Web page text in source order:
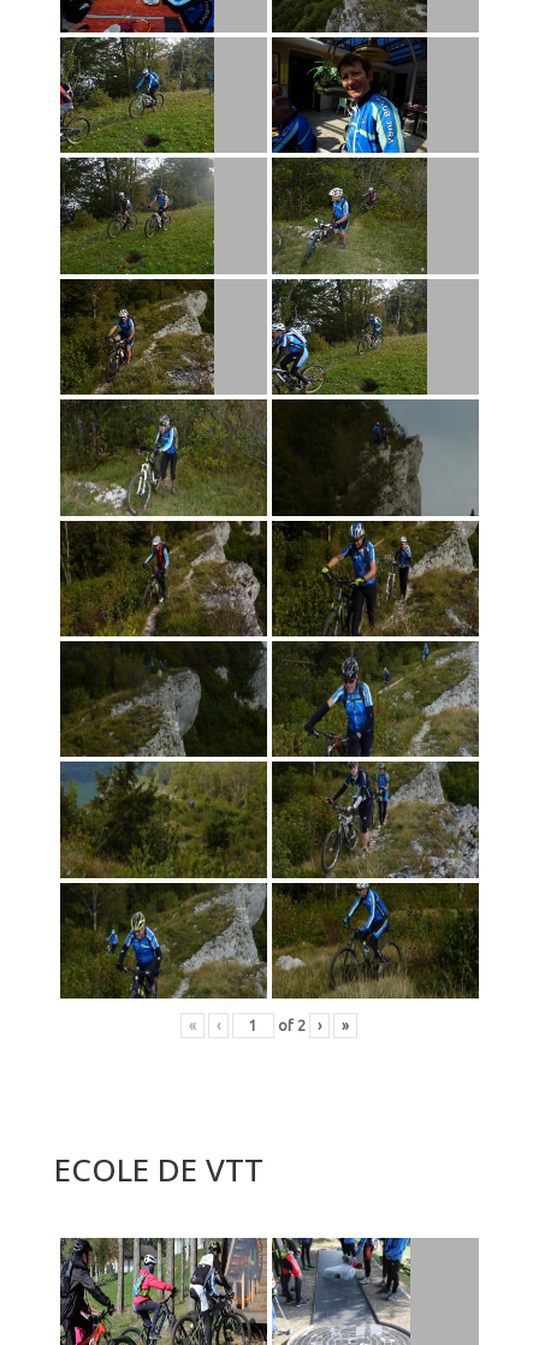
« ‹ of 2 › »
ECOLE DE VTT